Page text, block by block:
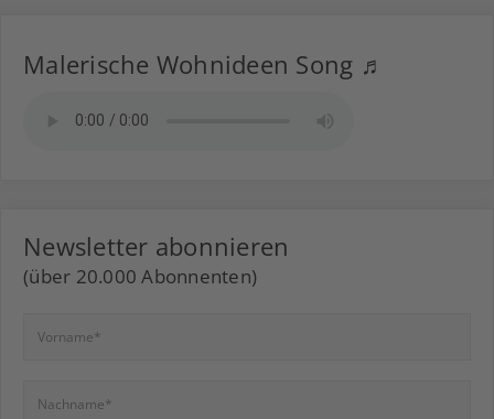
Malerische Wohnideen Song ♬
Newsletter abonnieren
(über 20.000 Abonnenten)